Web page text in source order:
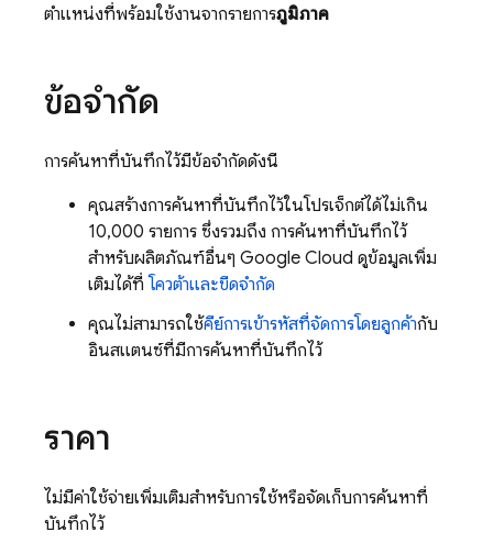
ตำแหน่งที่พร้อมใช้งานจากรายการภูมิภาค
ข้อจำกัด
การค้นหาที่บันทึกไว้มีข้อจำกัดดังนี้
คุณสร้างการค้นหาที่บันทึกไว้ในโปรเจ็กต์ได้ไม่เกิน
10,000 รายการ ซึ่งรวมถึง การค้นหาที่บันทึกไว้
สำหรับผลิตภัณฑ์อื่นๆ Google Cloud ดูข้อมูลเพิ่ม
เติมได้ที่ โควต้าและขีดจำกัด
คุณไม่สามารถใช้คีย์การเข้ารหัสที่จัดการโดยลูกค้ากับ
อินสแตนซ์ที่มีการค้นหาที่บันทึกไว้
ราคา
ไม่มีค่าใช้จ่ายเพิ่มเติมสำหรับการใช้หรือจัดเก็บการค้นหาที่
บันทึกไว้